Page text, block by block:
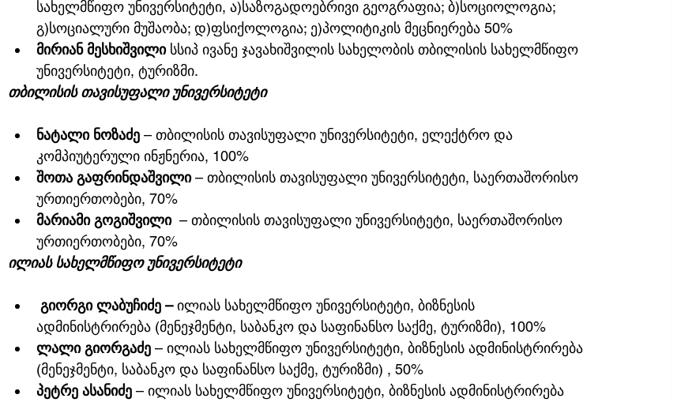
სახელმწიფო უნივერსიტეტი, ა)საზოგადოებრივი გეოგრაფია; ბ)სოციოლოგია;
გ)სოციალური მუშაობა; დ)ფსიქოლოგია; ე)პოლიტიკის მეცნიერება 50%
მირიან მესხიშვილი სსიპ ივანე ჯავახიშვილის სახელობის თბილისის სახელმწიფო
უნივერსიტეტი, ტურიზმი.
თბილისის თავისუფალი უნივერსიტეტი
ნატალი ნოზაძე – თბილისის თავისუფალი უნივერსიტეტი, ელექტრო და
კომპიუტერული ინჟნერია, 100%
შოთა გაფრინდაშვილი – თბილისის თავისუფალი უნივერსიტეტი, საერთაშორისო
ურთიერთობები, 70%
მარიამი გოგიშვილი
  – თბილისის თავისუფალი უნივერსიტეტი, საერთაშორისო
ურთიერთობები, 70%
ილიას სახელმწიფო უნივერსიტეტი
გიორგი ლაბუჩიძე – ილიას სახელმწიფო უნივერსიტეტი, ბიზნესის
ადმინისტრირება (მენეჯმენტი, საბანკო და საფინანსო საქმე, ტურიზმი), 100%
ლალი გიორგაძე – ილიას სახელმწიფო უნივერსიტეტი, ბიზნესის ადმინისტრირება
(მენეჯმენტი, საბანკო და საფინანსო საქმე, ტურიზმი) , 50%
პეტრე ასანიძე – ილიას სახელმწიფო უნივერსიტეტი, ბიზნესის ადმინისტრირება